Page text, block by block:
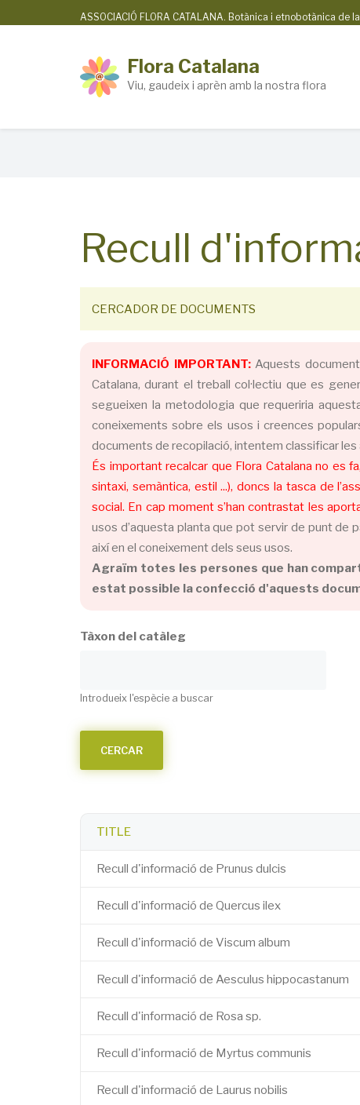
ASSOCIACIÓ FLORA CATALANA. Botànica i etnobotànica de
Flora Catalana
Viu, gaudeix i aprèn amb la nostra flora
Recull
CERCADOR DE DOCUMENTS
INFORMACIÓ IMPORTANT: Aquests
Catalana, durant el treball col·lectiu que es
segueixen la metodologia que requeriria
coneixements sobre els usos i creences
documents de recopilació, intentem classificar
És important recalcar que Flora Catalana no es
sintaxi, semàntica, estil ...), doncs la tasca de
social. En cap moment s’han contrastat les
usos d’aquesta planta que pot servir de punt de
així en el coneixement dels seus usos.
Agraïm totes les persones que han
estat possible la confecció d'aquests
Tàxon del catàleg
Introdueix l'espècie a buscar
TITLE
Recull d'informació de Prunus dulcis
Recull d'informació de Quercus ilex
Recull d'informació de Viscum album
Recull d'informació de Aesculus hippocastanum
Recull d'informació de Rosa sp.
Recull d'informació de Myrtus communis
Recull d'informació de Laurus nobilis